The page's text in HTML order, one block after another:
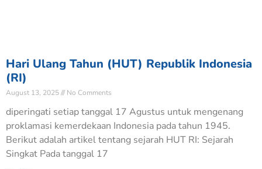
Hari Ulang Tahun (HUT) Republik Indonesia
(RI)
August 13, 2025 No Comments
diperingati setiap tanggal 17 Agustus untuk mengenang
proklamasi kemerdekaan Indonesia pada tahun 1945.
Berikut adalah artikel tentang sejarah HUT RI: Sejarah
Singkat Pada tanggal 17